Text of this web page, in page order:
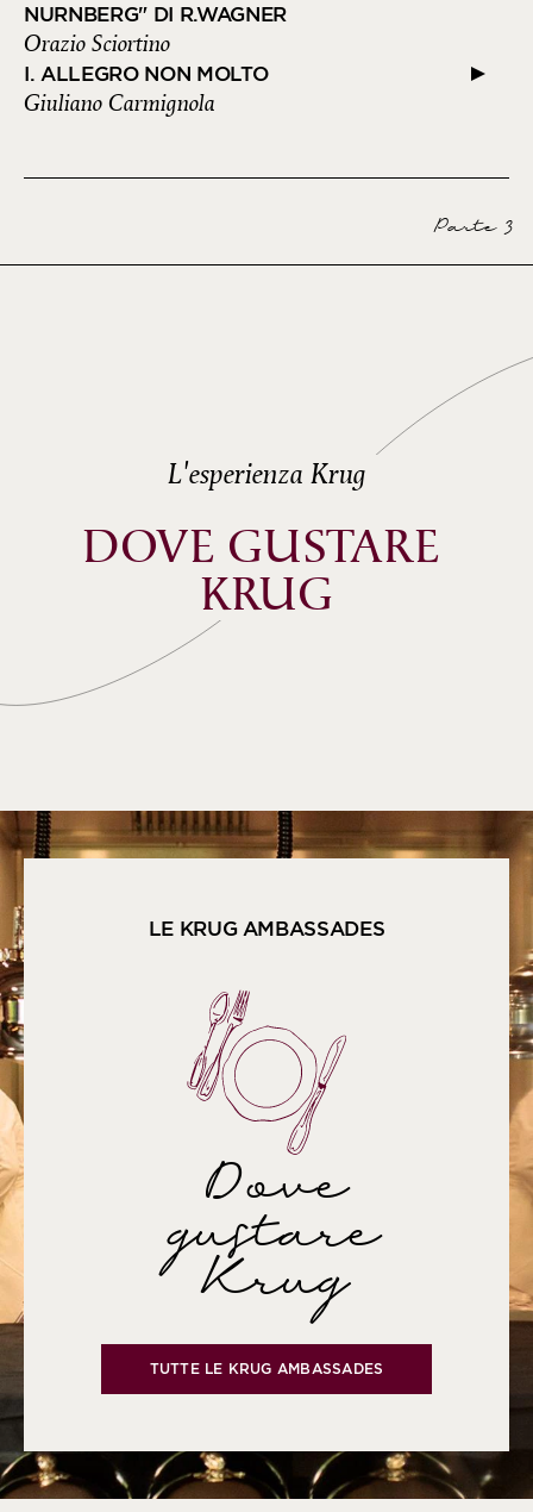
NURNBERG" DI R.WAGNER
Orazio Sciortino
I. ALLEGRO NON MOLTO
Giuliano Carmignola
Parte 3
L'esperienza Krug
DOVE GUSTARE
KRUG
LE KRUG AMBASSADES
Dove
gustare
Krug
TUTTE LE KRUG AMBASSADES